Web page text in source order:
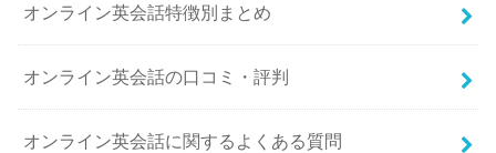
オンライン英会話特徴別まとめ
オンライン英会話の口コミ・評判
オンライン英会話に関するよくある質問